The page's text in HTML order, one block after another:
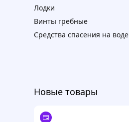
Лодки
Винты гребные
Средства спасения на воде
Новые товары